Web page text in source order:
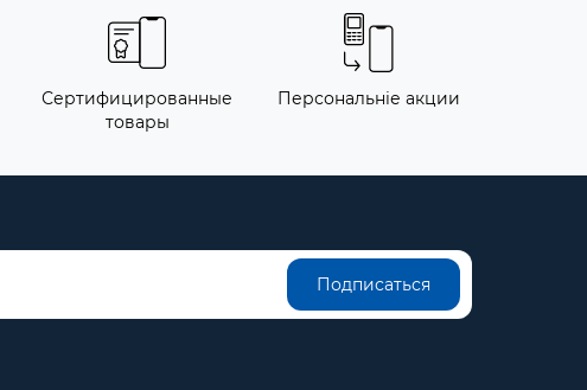
Сертифицированные
товары
Персональніе акции
Подписаться